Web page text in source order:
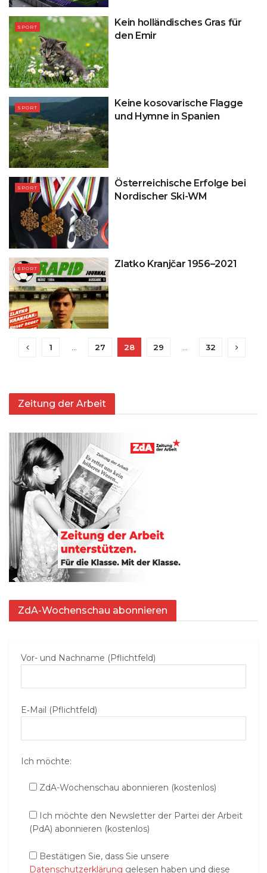
SPORT
Kein holländisches Gras für
den Emir
SPORT
Keine kosovarische Flagge
und Hymne in Spanien
SPORT
Österreichische Erfolge bei
Nordischer Ski-WM
SPORT Zlatko Kranjčar 1956–2021
1 … 27 28 29 … 32
Zeitung der Arbeit
ZdA-Wochenschau abonnieren
Vor- und Nachname (Pflichtfeld)
E‑Mail (Pflichtfeld)
Ich möchte:
ZdA-Wochenschau abonnieren (kostenlos)
Ich möchte den Newsletter der Partei der Arbeit
(PdA) abonnieren (kostenlos)
Bestätigen Sie, dass Sie unsere
Datenschutzerklärung gelesen haben und diese